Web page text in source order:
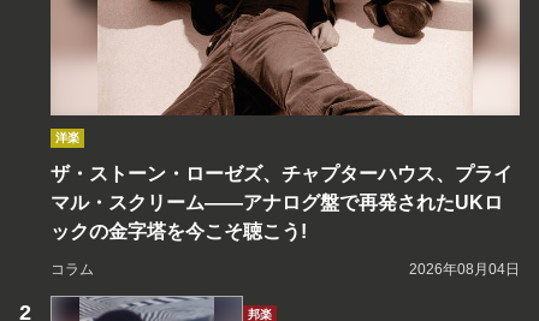
洋楽
ザ・ストーン・ローゼズ、チャプターハウス、プライ
マル・スクリーム――アナログ盤で再発されたUKロ
ックの金字塔を今こそ聴こう!
コラム 2026年08月04日
邦楽